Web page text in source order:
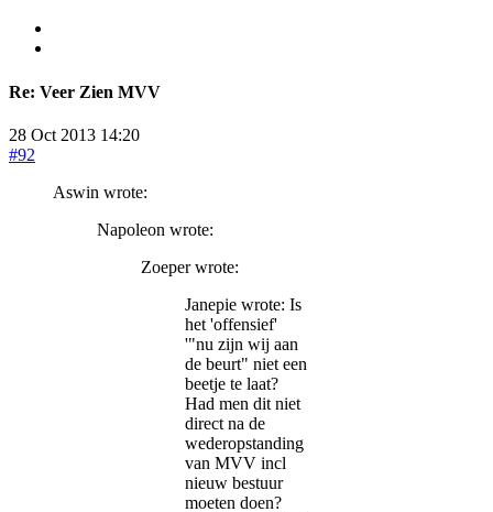
Re: Veer Zien MVV
28 Oct 2013 14:20
#92
Aswin wrote:
Napoleon wrote:
Zoeper wrote:
Janepie wrote: Is
het 'offensief'
'"nu zijn wij aan
de beurt" niet een
beetje te laat?
Had men dit niet
direct na de
wederopstanding
van MVV incl
nieuw bestuur
moeten doen?